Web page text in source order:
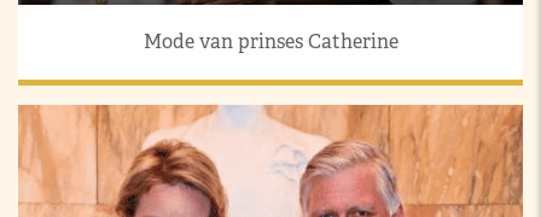
Mode van prinses Catherine